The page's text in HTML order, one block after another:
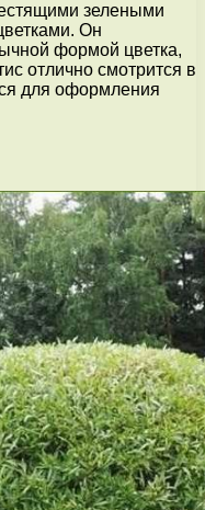
зелеными
Он
формой цветка,
отлично смотрится в
для оформления